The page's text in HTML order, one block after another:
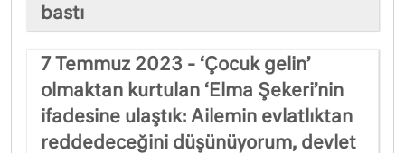
bastı
7 Temmuz 2023 - ‘Çocuk gelin’
olmaktan kurtulan ‘Elma Şekeri’nin
ifadesine ulaştık: Ailemin evlatlıktan
reddedeceğini düşünüyorum, devlet